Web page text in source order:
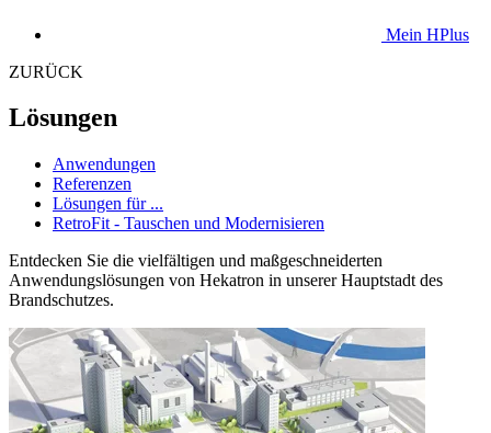
Mein HPlus
ZURÜCK
Lösungen
Anwendungen
Referenzen
Lösungen für ...
RetroFit - Tauschen und Modernisieren
Entdecken Sie die vielfältigen und maßgeschneiderten
Anwendungslösungen von Hekatron in unserer Hauptstadt des
Brandschutzes.